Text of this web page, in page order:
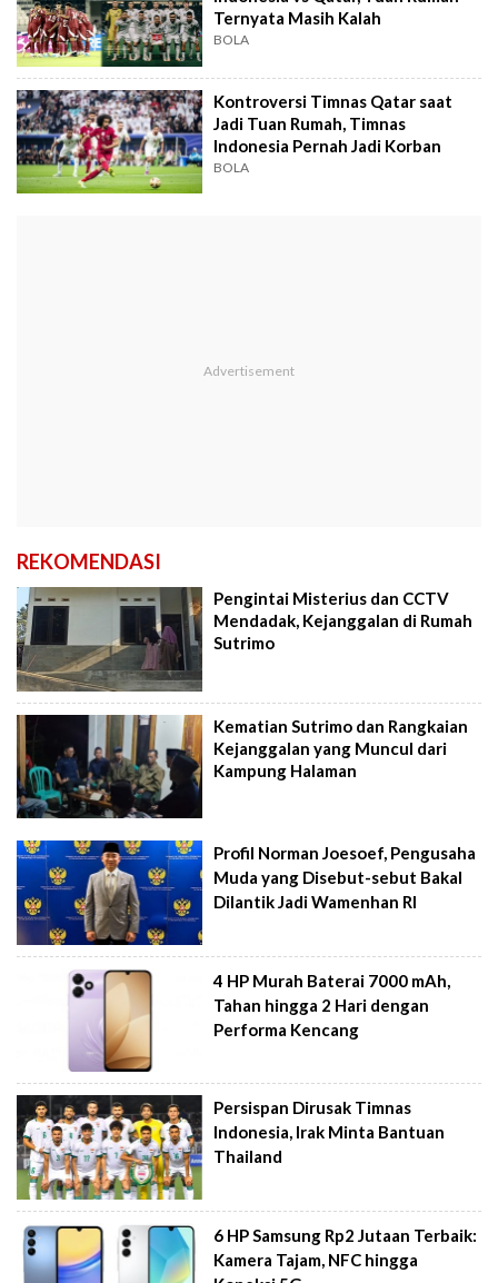
Ternyata Masih Kalah
BOLA
Kontroversi Timnas Qatar saat
Jadi Tuan Rumah, Timnas
Indonesia Pernah Jadi Korban
BOLA
REKOMENDASI
Pengintai Misterius dan CCTV
Mendadak, Kejanggalan di Rumah
Sutrimo
Kematian Sutrimo dan Rangkaian
Kejanggalan yang Muncul dari
Kampung Halaman
Profil Norman Joesoef, Pengusaha
Muda yang Disebut-sebut Bakal
Dilantik Jadi Wamenhan RI
4 HP Murah Baterai 7000 mAh,
Tahan hingga 2 Hari dengan
Performa Kencang
Persispan Dirusak Timnas
Indonesia, Irak Minta Bantuan
Thailand
6 HP Samsung Rp2 Jutaan Terbaik:
Kamera Tajam, NFC hingga